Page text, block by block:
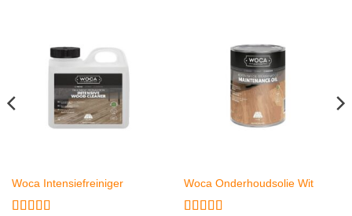
Woca Intensiefreiniger Woca Onderhoudsolie Wit